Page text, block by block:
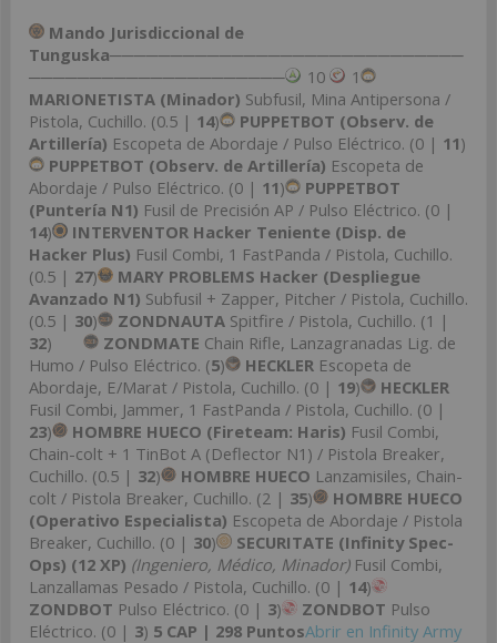
Mando Jurisdiccional de
Tunguska─────────────────────────────
─────────────────────
10
1
MARIONETISTA (Minador) Subfusil, Mina Antipersona /
Pistola, Cuchillo. (0.5 | 14)
PUPPETBOT (Observ. de
Artillería) Escopeta de Abordaje / Pulso Eléctrico. (0 | 11)
PUPPETBOT (Observ. de Artillería) Escopeta de
Abordaje / Pulso Eléctrico. (0 | 11)
PUPPETBOT
(Puntería N1) Fusil de Precisión AP / Pulso Eléctrico. (0 |
14)
INTERVENTOR Hacker Teniente (Disp. de
Hacker Plus) Fusil Combi, 1 FastPanda / Pistola, Cuchillo.
(0.5 | 27)
MARY PROBLEMS Hacker (Despliegue
Avanzado N1) Subfusil + Zapper, Pitcher / Pistola, Cuchillo.
(0.5 | 30) ZONDNAUTA Spitfire / Pistola, Cuchillo. (1 |
32) ZONDMATE Chain Rifle, Lanzagranadas Lig. de
Humo / Pulso Eléctrico. (5) HECKLER Escopeta de
Abordaje, E/Marat / Pistola, Cuchillo. (0 | 19)
HECKLER
Fusil Combi, Jammer, 1 FastPanda / Pistola, Cuchillo. (0 |
23) HOMBRE HUECO (Fireteam: Haris) Fusil Combi,
Chain-colt + 1 TinBot A (Deflector N1) / Pistola Breaker,
Cuchillo. (0.5 | 32) HOMBRE HUECO Lanzamisiles, Chain-
colt / Pistola Breaker, Cuchillo. (2 | 35)
HOMBRE HUECO
(Operativo Especialista) Escopeta de Abordaje / Pistola
Breaker, Cuchillo. (0 | 30)
SECURITATE (Infinity Spec-
Ops) (12 XP) (Ingeniero, Médico, Minador)Fusil Combi,
Lanzallamas Pesado / Pistola, Cuchillo. (0 | 14)
ZONDBOT Pulso Eléctrico. (0 | 3) ZONDBOT Pulso
Eléctrico. (0 | 3) 5 CAP | 298 PuntosAbrir en Infinity Army